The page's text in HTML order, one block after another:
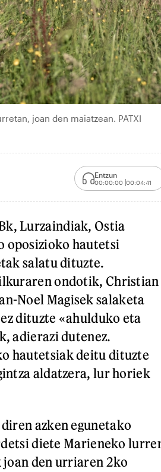
joan den maiatzean. PATXI
Entzun
00:00:00 00:04:41
Lurzaindiak, Ostia
oposizioko hautetsi
salatu dituzte.
ondotik, Christian
Noel Magisek salaketa
dituzte «ahulduko eta
adierazi dutenez.
hautetsiak deitu dituzte
aldatzera, lur horiek
azken egunetako
diete Marieneko
den urriaren 2ko